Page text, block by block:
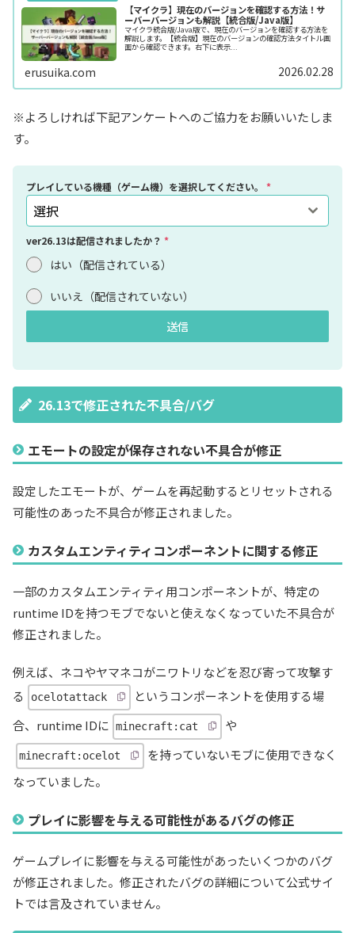
【マイクラ】現在のバージョンを確認する方法！サ
ーバーバージョンも解説【統合版/Java版】
マイクラ統合版/Java版で、現在のバージョンを確認する方法を
解説します。【統合版】現在のバージョンの確認方法タイトル画
面から確認できます。右下に表示...
erusuika.com 2026.02.28
※よろしければ下記アンケートへのご協力をお願いいたしま
す。
プレイしている機種（ゲーム機）を選択してください。 *
選択
ver26.13は配信されましたか？ *
はい（配信されている）
いいえ（配信されていない）
送信
26.13で修正された不具合/バグ
エモートの設定が保存されない不具合が修正
設定したエモートが、ゲームを再起動するとリセットされる
可能性のあった不具合が修正されました。
カスタムエンティティコンポーネントに関する修正
一部のカスタムエンティティ用コンポーネントが、特定の
runtime IDを持つモブでないと使えなくなっていた不具合が
修正されました。
例えば、ネコやヤマネコがニワトリなどを忍び寄って攻撃す
る
ocelotattack
というコンポーネントを使用する場
合、runtime IDに minecraft:cat や
minecraft:ocelot
を持っていないモブに使用できなく
なっていました。
プレイに影響を与える可能性があるバグの修正
ゲームプレイに影響を与える可能性があったいくつかのバグ
が修正されました。修正されたバグの詳細について公式サイ
トでは言及されていません。